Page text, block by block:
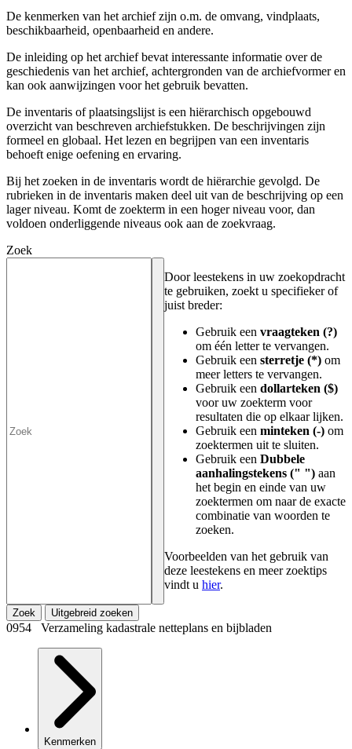
De kenmerken van het archief zijn o.m. de omvang, vindplaats,
beschikbaarheid, openbaarheid en andere.
De inleiding op het archief bevat interessante informatie over de
geschiedenis van het archief, achtergronden van de archiefvormer en
kan ook aanwijzingen voor het gebruik bevatten.
De inventaris of plaatsingslijst is een hiërarchisch opgebouwd
overzicht van beschreven archiefstukken. De beschrijvingen zijn
formeel en globaal. Het lezen en begrijpen van een inventaris
behoeft enige oefening en ervaring.
Bij het zoeken in de inventaris wordt de hiërarchie gevolgd. De
rubrieken in de inventaris maken deel uit van de beschrijving op een
lager niveau. Komt de zoekterm in een hoger niveau voor, dan
voldoen onderliggende niveaus ook aan de zoekvraag.
Zoek
Door leestekens in uw zoekopdracht
te gebruiken, zoekt u specifieker of
juist breder:
Gebruik een vraagteken (?)
om één letter te vervangen.
Gebruik een sterretje (*) om
meer letters te vervangen.
Gebruik een dollarteken ($)
voor uw zoekterm voor
resultaten die op elkaar lijken.
Gebruik een minteken (-) om
zoektermen uit te sluiten.
Gebruik een Dubbele
aanhalingstekens (" ") aan
het begin en einde van uw
zoektermen om naar de exacte
combinatie van woorden te
zoeken.
Voorbeelden van het gebruik van
deze leestekens en meer zoektips
vindt u hier.
Zoek Uitgebreid zoeken
0954 Verzameling kadastrale netteplans en bijbladen
Kenmerken